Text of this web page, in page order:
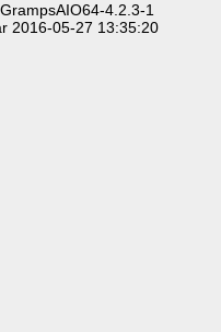
GrampsAIO64-4.2.3-1
2016-05-27 13:35:20